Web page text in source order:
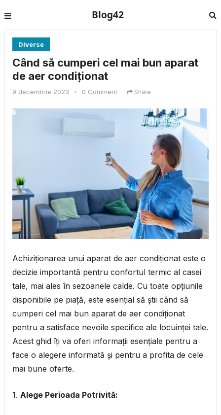
Blog42
Diverse
Când să cumperi cel mai bun aparat
de aer condiționat
9 decembrie 2023 • 0 Comment Share
Achiziționarea unui aparat de aer condiționat este o
decizie importantă pentru confortul termic al casei
tale, mai ales în sezoanele calde. Cu toate opțiunile
disponibile pe piață, este esențial să știi când să
cumperi cel mai bun aparat de aer condiționat
pentru a satisface nevoile specifice ale locuinței tale.
Acest ghid îți va oferi informații esențiale pentru a
face o alegere informată și pentru a profita de cele
mai bune oferte.
1. Alege Perioada Potrivită: